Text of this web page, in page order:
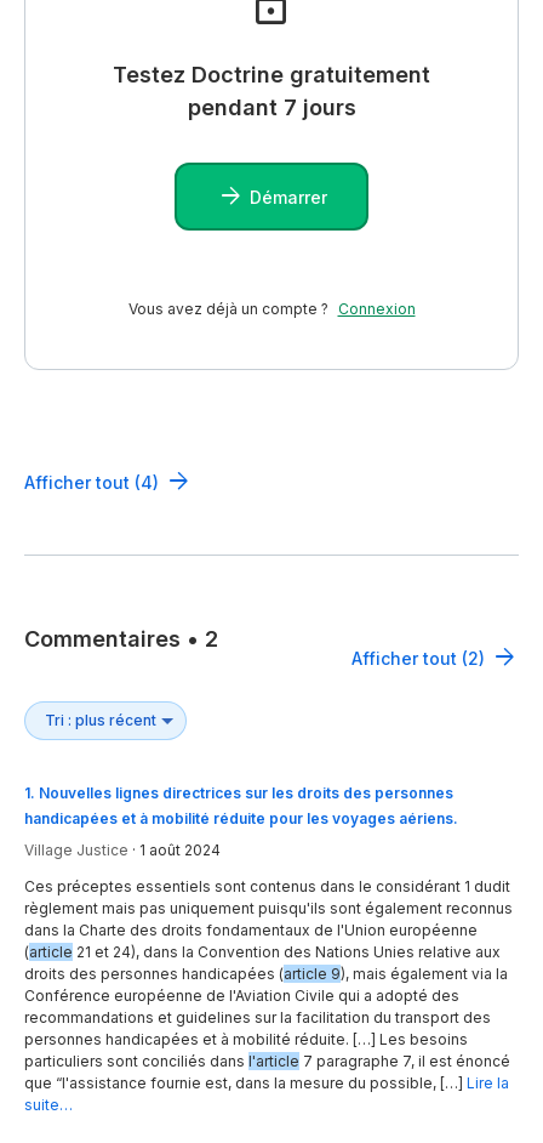
Testez Doctrine gratuitement
pendant 7 jours
Démarrer
Vous avez déjà un compte ? Connexion
Afficher tout (4)
Commentaires • 2
Afficher tout (2)
1. Nouvelles lignes directrices sur les droits des personnes
handicapées et à mobilité réduite pour les voyages aériens.
Village Justice · 1 août 2024
Ces préceptes essentiels sont contenus dans le considérant 1 dudit
règlement mais pas uniquement puisqu'ils sont également reconnus
dans la Charte des droits fondamentaux de l'Union européenne
(article 21 et 24), dans la Convention des Nations Unies relative aux
droits des personnes handicapées (article 9), mais également via la
Conférence européenne de l'Aviation Civile qui a adopté des
recommandations et guidelines sur la facilitation du transport des
personnes handicapées et à mobilité réduite. […] Les besoins
particuliers sont conciliés dans l'article 7 paragraphe 7, il est énoncé
que “l'assistance fournie est, dans la mesure du possible, […] Lire la
suite…